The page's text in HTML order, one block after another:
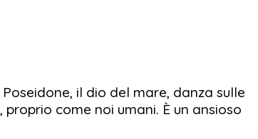
il dio del mare, danza sulle
come noi umani. È un ansioso